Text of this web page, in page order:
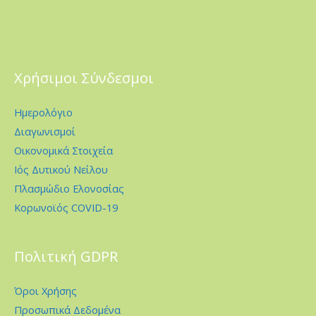
Χρήσιμοι Σύνδεσμοι
Ημερολόγιο
Διαγωνισμοί
Οικονομικά Στοιχεία
Ιός Δυτικού Νείλου
Πλασμώδιο Ελονοσίας
Κορωνοϊός COVID-19
Πολιτική GDPR
Όροι Χρήσης
Προσωπικά Δεδομένα